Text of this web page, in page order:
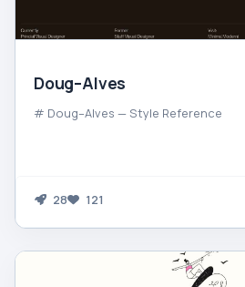
Doug–Alves
# Doug–Alves — Style Reference
28 121